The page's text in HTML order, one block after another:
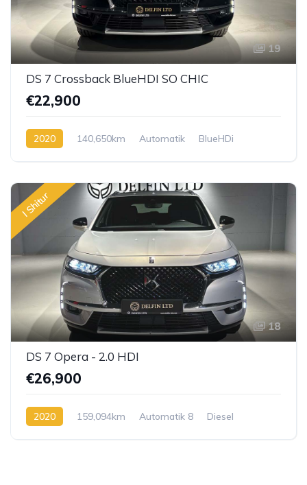
19
DS 7 Crossback BlueHDI SO CHIC
€22,900
2020 140,650km Automatik BlueHDi
I Shitur
18
DS 7 Opera - 2.0 HDI
€26,900
2020 159,094km Automatik 8 Diesel